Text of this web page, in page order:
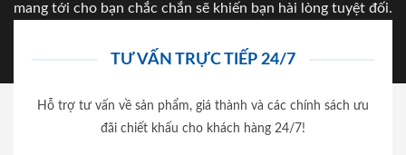
mang tới cho bạn chắc chắn sẽ khiến bạn hài lòng tuyệt đối.
TƯ VẤN TRỰC TIẾP 24/7
Hỗ trợ tư vấn về sản phẩm, giá thành và các chính sách ưu
đãi chiết khấu cho khách hàng 24/7!